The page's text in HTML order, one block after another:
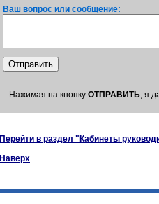
Ваш вопрос или сообщение:
Нажимая на кнопку ОТПРАВИТЬ, я
Перейти в раздел "Кабинеты
Наверх